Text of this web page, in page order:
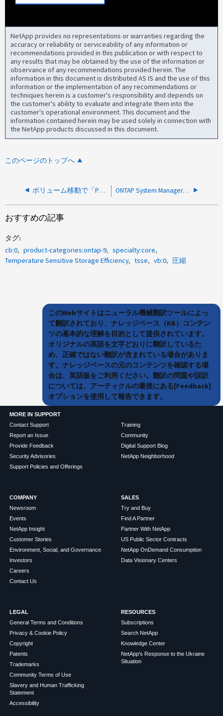
NetApp provides no representations or warranties regarding the
accuracy or reliability or serviceability of any information or
recommendations provided in this publication or with respect to
any results that may be obtained by the use of the information or
observance of any recommendations provided herein. The
information in this document is distributed AS IS and the use of this
information or the implementation of any recommendations or
techniques herein is a customer's responsibility and depends on
the customer's ability to evaluate and integrate them into the
customer's operational environment. This document and the
information contained herein may be used solely in connection with
the NetApp products discussed in this document.
このページのトップへ
ボリューム移動で「Preparing source volume for cutover：Deduplication is not ready for volmove cutover」というエラーが表示される ONTAP System Managerに表示される削減比率はクラスタごとに大きく異なります
おすすめの記事
タグ
cb:0
product-categories:ontap-9
specialty:core
Temperature Sensitive Storage Efficiency
tsse vb:0 圧縮
このWebサイトはニューラル機械翻訳ツールによっ
て翻訳されており、ナレッジベース（KB）コンテン
ツの基本的な理解を目的として提供されています。
オリジナルの英語を文字どおりに翻訳しているた
め、正確ではない翻訳が含まれている場合がありま
す。ナレッジベースの元のコンテンツを確認する場
合は、英語版をご利用ください。翻訳の問題や誤訳
については、アーティクルの最後にある[Feedback]
オプションを使用して報告できます。
MORE IN SUPPORT
Contact Support
Report an Issue
Provide Feedback
Security Advisories
Support Policies and Offerings
Training
Community
Digital Support Blog
NetApp Neighborhood
COMPANY
Newsroom
Events
NetApp Insight
Customer Stories
Environment, Social, and Governance
Investors
Careers
Contact Us
SALES
Try and Buy
Find A Partner
Partner With NetApp
US Public Sector Contracts
NetApp OnDemand Consumption
Data Visionary Centers
LEGAL
General Terms and Conditions
Privacy & Cookie Policy
Copyright
Patents
Trademarks
Community Terms of Use
Slavery and Human Trafficking
Statement
Accessibility
RESOURCES
Subscriptions
Search NetApp
Knowledge Center
NetApp's Response to the Ukraine
Situation